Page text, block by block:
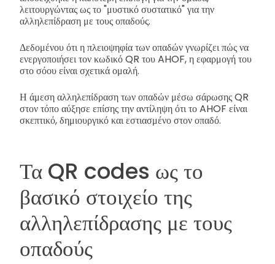
λειτουργώντας ως το "μυστικό συστατικό" για την
αλληλεπίδραση με τους οπαδούς.
Δεδομένου ότι η πλειοψηφία των οπαδών γνωρίζει πώς να
ενεργοποιήσει τον κωδικό QR του AHOF, η εφαρμογή του
στο σόου είναι σχετικά ομαλή.
Η άμεση αλληλεπίδραση των οπαδών μέσω σάρωσης QR
στον τόπο αύξησε επίσης την αντίληψη ότι το AHOF είναι
σκεπτικό, δημιουργικό και εστιασμένο στον οπαδό.
Τα QR codes ως το
βασικό στοιχείο της
αλληλεπίδρασης με τους
οπαδούς